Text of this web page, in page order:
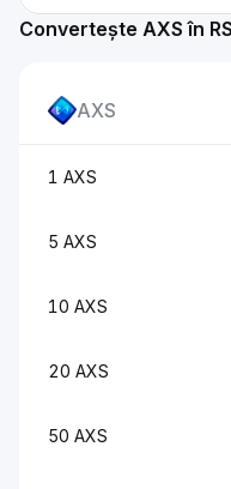
Convertește AXS în
AXS
1 AXS
5 AXS
10 AXS
20 AXS
50 AXS